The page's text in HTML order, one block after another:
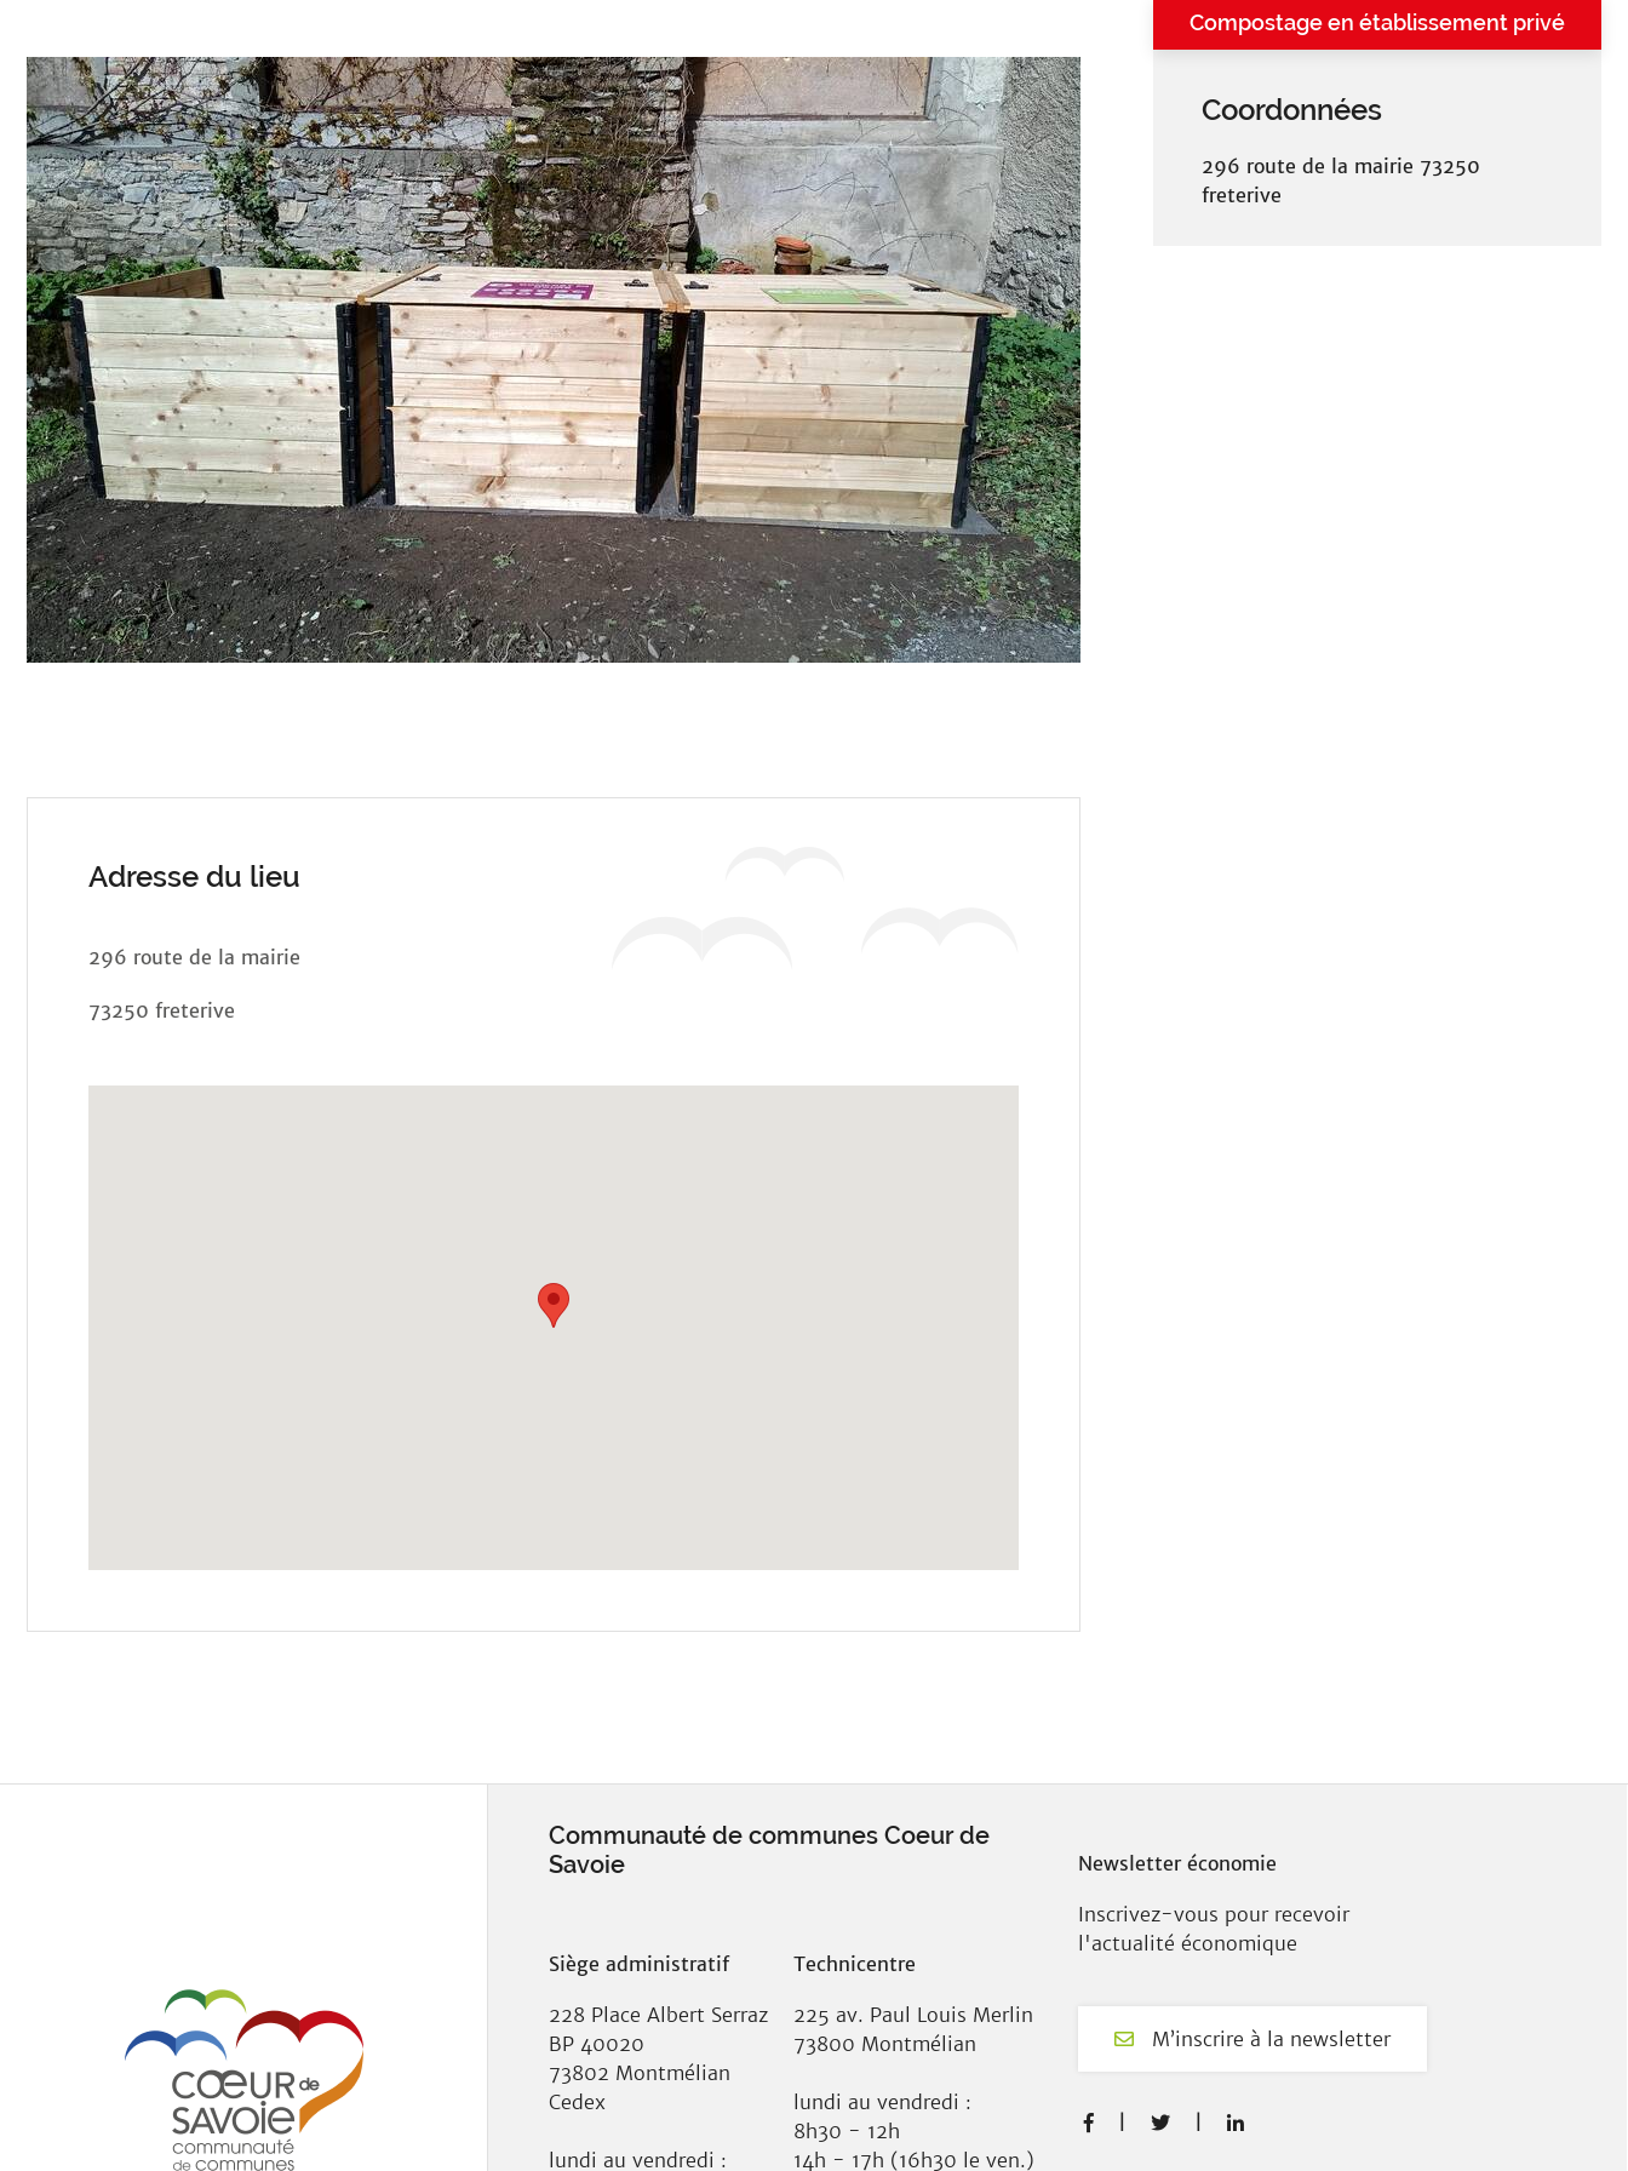
Adresse du lieu
296 route de la mairie
73250 freterive
Compostage en établissement privé
Coordonnées
296 route de la mairie 73250
freterive
Communauté de communes Coeur de
Savoie
Siège administratif
228 Place Albert Serraz
BP 40020
73802 Montmélian
Cedex
lundi au vendredi :
Technicentre
225 av. Paul Louis Merlin
73800 Montmélian
lundi au vendredi :
8h30 - 12h
14h - 17h (16h30 le ven.)
Newsletter économie
Inscrivez-vous pour recevoir
l'actualité économique
M’inscrire à la newsletter
  